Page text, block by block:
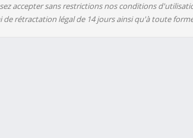
accepter sans restrictions nos conditions
de rétractation légal de 14 jours ainsi qu'à toute